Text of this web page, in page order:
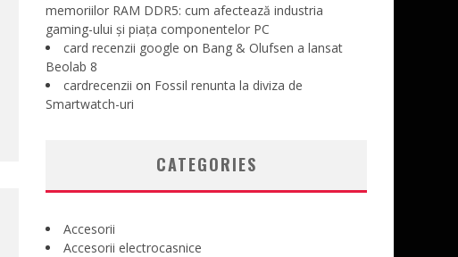
memoriilor RAM DDR5: cum afectează industria
gaming-ului și piața componentelor PC
card recenzii google on Bang & Olufsen a lansat
Beolab 8
cardrecenzii on Fossil renunta la diviza de
Smartwatch-uri
CATEGORIES
Accesorii
Accesorii electrocasnice